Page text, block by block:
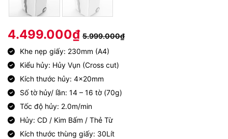
4.499.000₫ 5.999.000₫
Khe nẹp giấy: 230mm (A4)
Kiểu hủy: Hủy Vụn (Cross cut)
Kích thước hủy: 4x20mm
Số tờ hủy/ lần: 14 – 16 tờ (70g)
Tốc độ hủy: 2.0m/min
Hủy: CD / Kim Bấm / Thẻ Từ
Kích thước thùng giấy: 30Lít